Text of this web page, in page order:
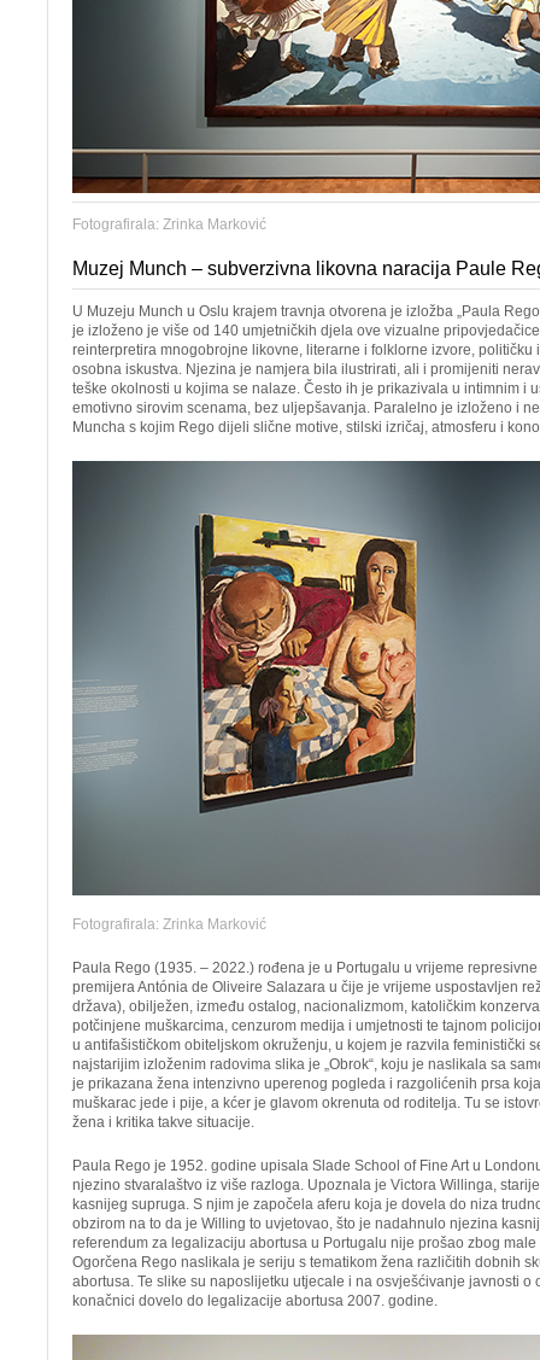
Fotografirala: Zrinka Marković
Muzej Munch – subverzivna likovna naracija Paule
U Muzeju Munch u Oslu krajem travnja otvorena je izložba „Paula
je izloženo je više od 140 umjetničkih djela ove vizualne
reinterpretira mnogobrojne likovne, literarne i folklorne izvore, političku
osobna iskustva. Njezina je namjera bila ilustrirati, ali i promijeniti
teške okolnosti u kojima se nalaze. Često ih je prikazivala u intimnim i
emotivno sirovim scenama, bez uljepšavanja. Paralelno je izloženo i
Muncha s kojim Rego dijeli slične motive, stilski izričaj, atmosferu i
Fotografirala: Zrinka Marković
Paula Rego (1935. – 2022.) rođena je u Portugalu u vrijeme
premijera Antónia de Oliveire Salazara u čije je vrijeme uspostavljen
država), obilježen, između ostalog, nacionalizmom, katoličkim
potčinjene muškarcima, cenzurom medija i umjetnosti te tajnom
u antifašističkom obiteljskom okruženju, u kojem je razvila feministički
najstarijim izloženim radovima slika je „Obrok“, koju je naslikala sa
je prikazana žena intenzivno uperenog pogleda i razgolićenih prsa
muškarac jede i pije, a kćer je glavom okrenuta od roditelja. Tu se
žena i kritika takve situacije.
Paula Rego je 1952. godine upisala Slade School of Fine Art u
njezino stvaralaštvo iz više razloga. Upoznala je Victora Willinga,
kasnijeg supruga. S njim je započela aferu koja je dovela do niza
obzirom na to da je Willing to uvjetovao, što je nadahnulo njezina
referendum za legalizaciju abortusa u Portugalu nije prošao zbog
Ogorčena Rego naslikala je seriju s tematikom žena različitih dobnih
abortusa. Te slike su naposlijetku utjecale i na osvješćivanje javnosti o
konačnici dovelo do legalizacije abortusa 2007. godine.